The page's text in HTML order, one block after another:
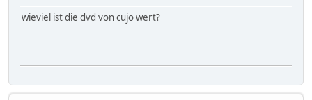
wieviel ist die dvd von cujo wert?